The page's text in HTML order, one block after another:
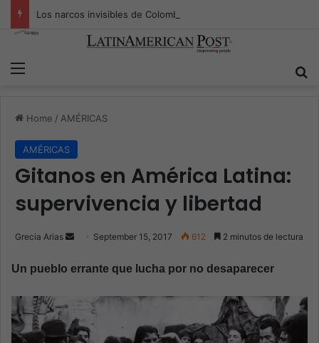
Home / AMÉRICAS
AMÉRICAS
Gitanos en América Latina:
supervivencia y libertad
Grecia Arias
n
n
e
September 15, 2017 612 2 minutos de lectura
Un pueblo errante que lucha por no desaparecer